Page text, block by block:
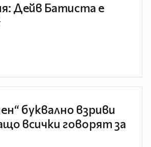
Дейв Батиста е
буквално взриви
всички говорят за